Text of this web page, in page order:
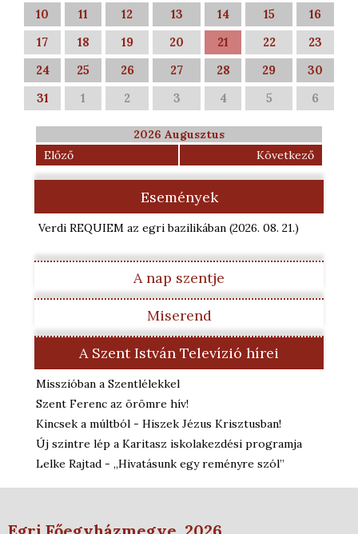
10
11 12 13 14 15
16
17
18 19 20 21 22
23
24
25 26 27 28 29
30
31
1 2 3 4 5 6
2026 Augusztus
Előző
Következő
Események
Verdi REQUIEM az egri bazilikában (2026. 08. 21.)
A nap szentje
Miserend
A Szent István Televízió hírei
Misszióban a Szentlélekkel
Szent Ferenc az örömre hív!
Kincsek a múltból - Hiszek Jézus Krisztusban!
Új szintre lép a Karitasz iskolakezdési programja
Lelke Rajtad - „Hivatásunk egy reményre szól”